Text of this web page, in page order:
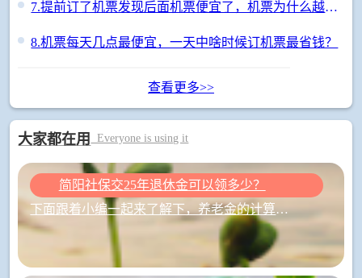
7.提前订了机票发现后面机票便宜了，机票为什么越晚买越便宜
8.机票每天几点最便宜，一天中啥时候订机票最省钱？
查看更多>>
大家都在用 Everyone is using it
简阳社保交25年退休金可以领多少？
下面跟着小编一起来了解下，养老金的计算公式主要包括两部分：基础养老金和个人账户养老金，计算公式是全国统一的。养老保险缴纳的基本原则还是多缴多得、长缴多得。2025年成都最低缴费基数：4511，最高缴费基数：22555，而缴费工资（基数）也是影响退休工资水平的关键因素。个人缴费工资的高低直接影响到个人...